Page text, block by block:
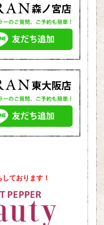
ております！